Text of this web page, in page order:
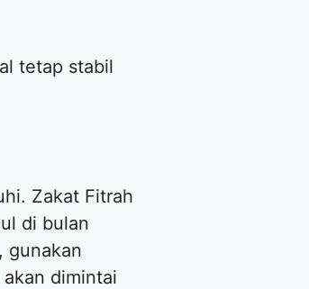
tetap stabil
Zakat Fitrah
di bulan
gunakan
dimintai